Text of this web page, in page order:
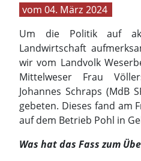
04. März 2024
Um die Politik auf
Landwirtschaft
wir vom Landvolk
Mittelweser Frau
Johannes Schraps (MdB
gebeten. Dieses fand am
auf dem Betrieb Pohl in
Was hat das Fass zum